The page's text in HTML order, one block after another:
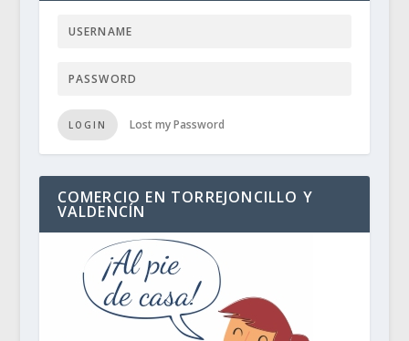
LOGIN Lost my Password
COMERCIO EN TORREJONCILLO Y
VALDENCÍN